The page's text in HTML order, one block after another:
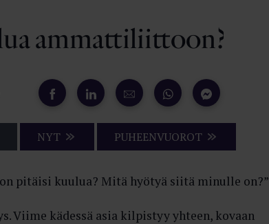
ammattiliittoon?
NYT PUHEENVUOROT
pitäisi kuulua? Mitä hyötyä siitä minulle on?”
Viime kädessä asia kilpistyy yhteen, kovaan